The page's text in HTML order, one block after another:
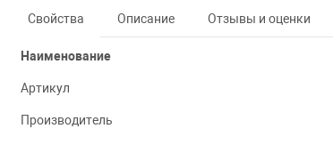
Свойства Описание Отзывы и оценки
Наименование
Артикул
Производитель